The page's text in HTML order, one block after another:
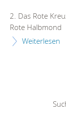
2. Das Rote
Rote Halbmond
Weiterlesen